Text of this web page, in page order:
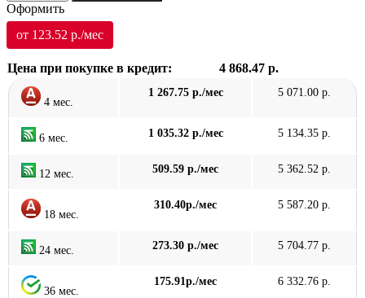
Оформить
от 123.52 р./мес
Цена при покупке в кредит: 4 868.47 р.
4 мес.
1 267.75 р./мес 5 071.00 р.
6 мес. 1 035.32 р./мес 5 134.35 р.
12 мес. 509.59 р./мес 5 362.52 р.
18 мес.
310.40р./мес 5 587.20 р.
24 мес. 273.30 р./мес 5 704.77 р.
36 мес.
175.91р./мес 6 332.76 р.